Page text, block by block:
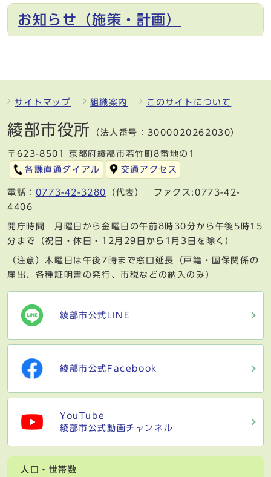
お知らせ（施策・計画）
サイトマップ 組織案内 このサイトについて
綾部市役所 （法人番号：3000020262030）
〒623-8501 京都府綾部市若竹町8番地の1
各課直通ダイアル
交通アクセス
電話： 0773-42-3280
（代表） ファクス:0773-42-
4406
開庁時間 月曜日から金曜日の午前8時30分から午後5時15
分まで（祝日・休日・12月29日から1月3日を除く）
（注意）木曜日は午後7時まで窓口延長（戸籍・国保関係の
届出、各種証明書の発行、市税などの納入のみ）
綾部市公式LINE
綾部市公式Facebook
YouTube
綾部市公式動画チャンネル
人口・世帯数